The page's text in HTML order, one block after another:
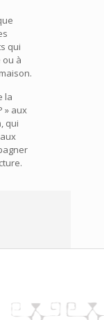
qui
ou à
la
» aux
qui